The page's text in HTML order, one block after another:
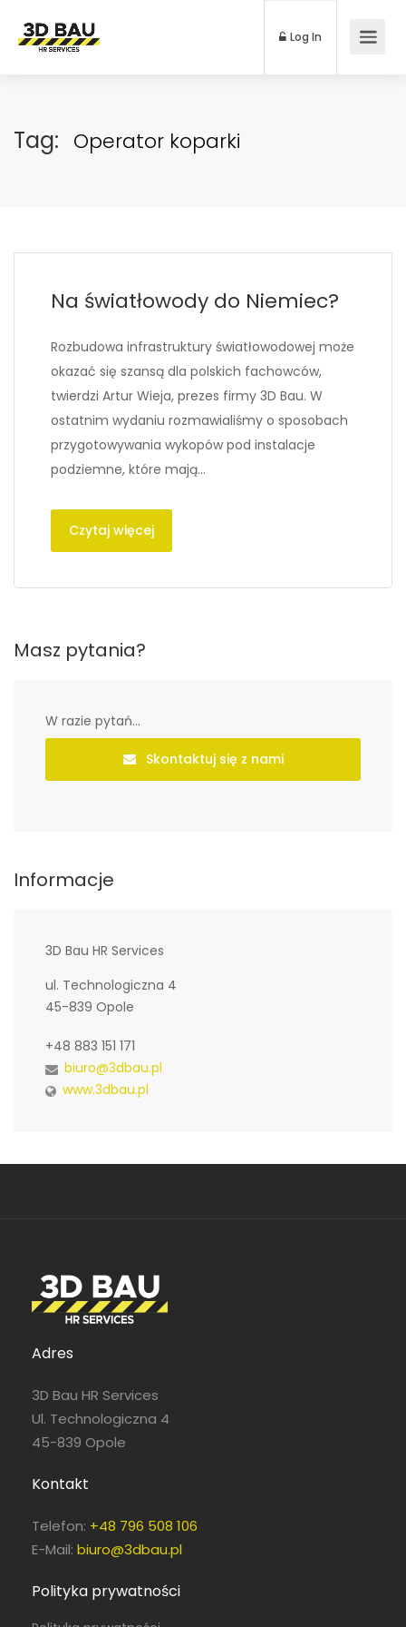
Log In
Tag: Operator koparki
Na światłowody do Niemiec?
Rozbudowa infrastruktury światłowodowej może
okazać się szansą dla polskich fachowców,
twierdzi Artur Wieja, prezes firmy 3D Bau. W
ostatnim wydaniu rozmawialiśmy o sposobach
przygotowywania wykopów pod instalacje
podziemne, które mają…
Czytaj więcej
Masz pytania?
W razie pytań...
Skontaktuj się z nami
Informacje
3D Bau HR Services
ul. Technologiczna 4
45-839 Opole
+48 883 151 171
biuro@3dbau.pl
www.3dbau.pl
Adres
3D Bau HR Services
Ul. Technologiczna 4
45-839 Opole
Kontakt
Telefon: +48 796 508 106
E-Mail: biuro@3dbau.pl
Polityka prywatności